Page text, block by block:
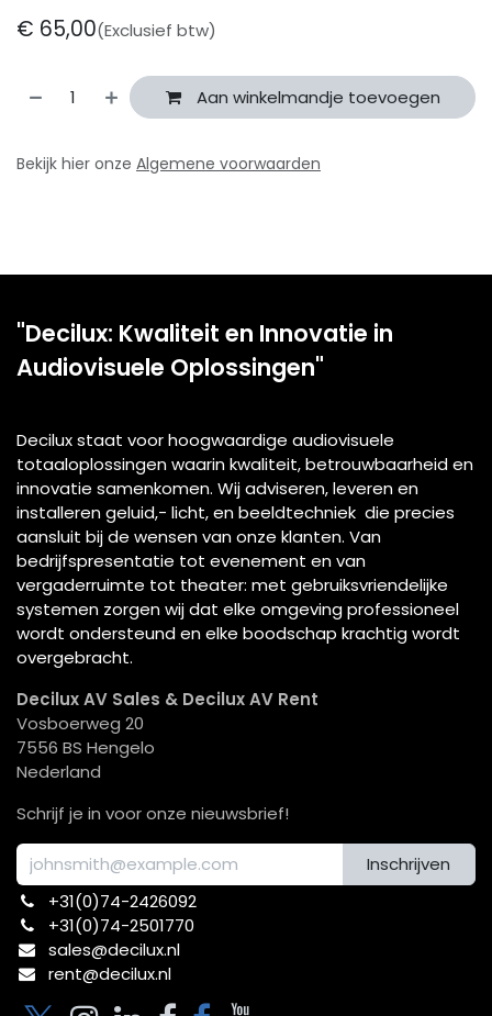
€ 65,00(Exclusief btw)
Aan winkelmandje toevoegen
Bekijk hier onze Algemene voorwaarden
"Decilux: Kwaliteit en Innovatie in
Audiovisuele Oplossingen"
Decilux staat voor hoogwaardige audiovisuele
totaaloplossingen waarin kwaliteit, betrouwbaarheid en
innovatie samenkomen. Wij adviseren, leveren en
installeren geluid,- licht, en beeldtechniek die precies
aansluit bij de wensen van onze klanten. Van
bedrijfspresentatie tot evenement en van
vergaderruimte tot theater: met gebruiksvriendelijke
systemen zorgen wij dat elke omgeving professioneel
wordt ondersteund en elke boodschap krachtig wordt
overgebracht.
Decilux AV Sales & Decilux AV Rent
Vosboerweg 20
7556 BS Hengelo
Nederland
Schrijf je in voor onze nieuwsbrief!
Inschrijven
+31(0)74-2426092​
+31(0)74-2501770
sales@decilux.nl
rent@decilux.nl